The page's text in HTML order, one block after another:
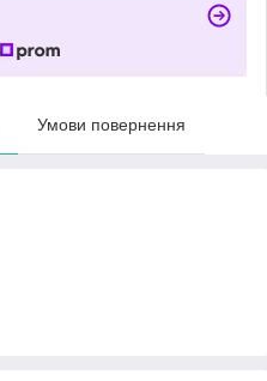
Умови повернення